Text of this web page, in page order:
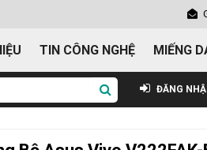
TIN CÔNG NGHỆ MIẾNG
ĐĂNG